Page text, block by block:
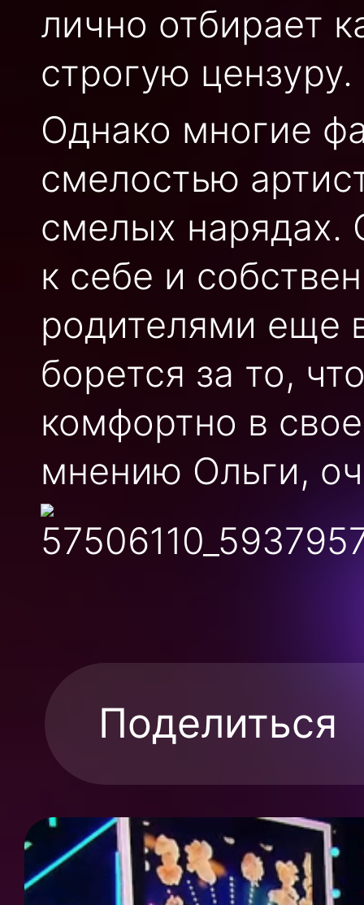
лично отбирает
строгую цензуру.
Однако многие
смелостью
смелых нарядах.
к себе и
родителями еще
борется за то,
комфортно в
мнению Ольги,
Поделиться